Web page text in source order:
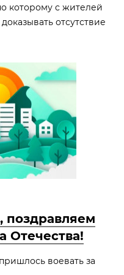
которому с жителей
отсутствие
Отечества!
воевать за